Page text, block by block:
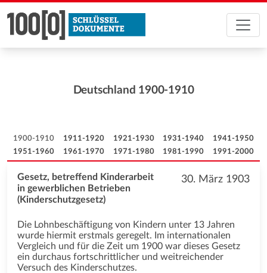
Deutschland 1900-1910
1900-1910 1911-1920 1921-1930 1931-1940
1941-1950
1951-1960
1961-1970 1971-1980 1981-1990 1991-2000
30. März 1903
Gesetz, betreffend Kinderarbeit
in gewerblichen Betrieben
(Kinderschutzgesetz)
Die Lohnbeschäftigung von Kindern unter 13 Jahren
wurde hiermit erstmals geregelt. Im internationalen
Vergleich und für die Zeit um 1900 war dieses Gesetz
ein durchaus fortschrittlicher und weitreichender
Versuch des Kinderschutzes.